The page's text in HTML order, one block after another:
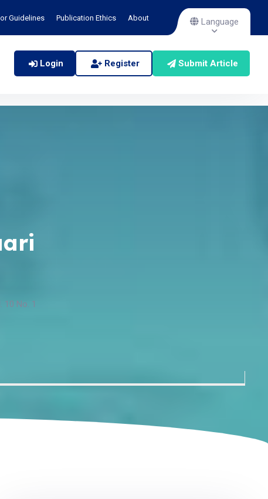
Guidelines Publication Ethics About Language
Login Register Submit Article
10 No. 1